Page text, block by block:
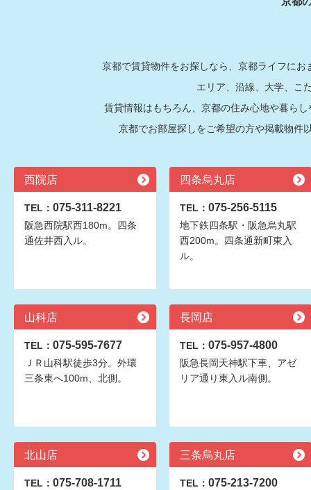
京都で賃貸物件をお探しなら、京都ライフに
エリア、沿線、大学、こ
賃貸情報はもちろん、京都の住み心地や暮ら
京都でお部屋探しをご希望の方や掲載物件
西院店
TEL： 075-311-8221
阪急西院駅西180m。四条
通佐井西入ル。
四条烏丸店
TEL： 075-256-5115
地下鉄四条駅・阪急烏丸駅
西200m。四条通新町東入
ル。
山科店
TEL： 075-595-7677
ＪＲ山科駅徒歩3分。外環
三条東へ100m、北側。
長岡店
TEL： 075-957-4800
阪急長岡天神駅下車、アゼ
リア通り東入ル南側。
北山店
TEL： 075-708-1711
三条烏丸店
TEL： 075-213-7200